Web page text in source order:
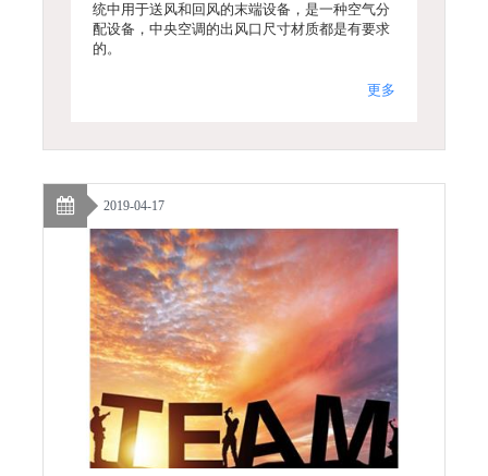
统中用于送风和回风的末端设备，是一种空气分
配设备，中央空调的出风口尺寸材质都是有要求
的。
更多
2019-04-17